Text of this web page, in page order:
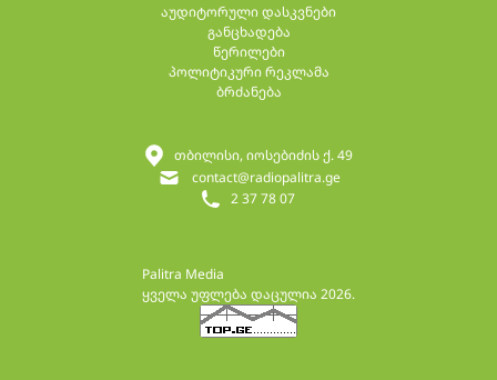
აუდიტორული დასკვნები
განცხადება
წერილები
პოლიტიკური რეკლამა
ბრძანება
Palitra Media
ყველა უფლება დაცულია 2026.
2 37 78 07
contact@radiopalitra.ge
თბილისი, იოსებიძის ქ. 49